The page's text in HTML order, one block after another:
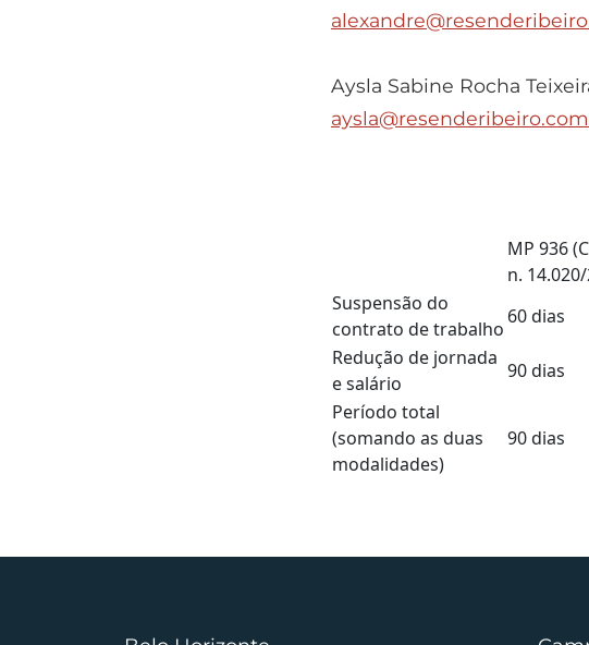
Aysla Sabine Rocha
MP 936
n.
Suspensão do
contrato de trabalho
60 dias
Redução de jornada
e salário
90 dias
Período total
(somando as duas
modalidades)
90 dias